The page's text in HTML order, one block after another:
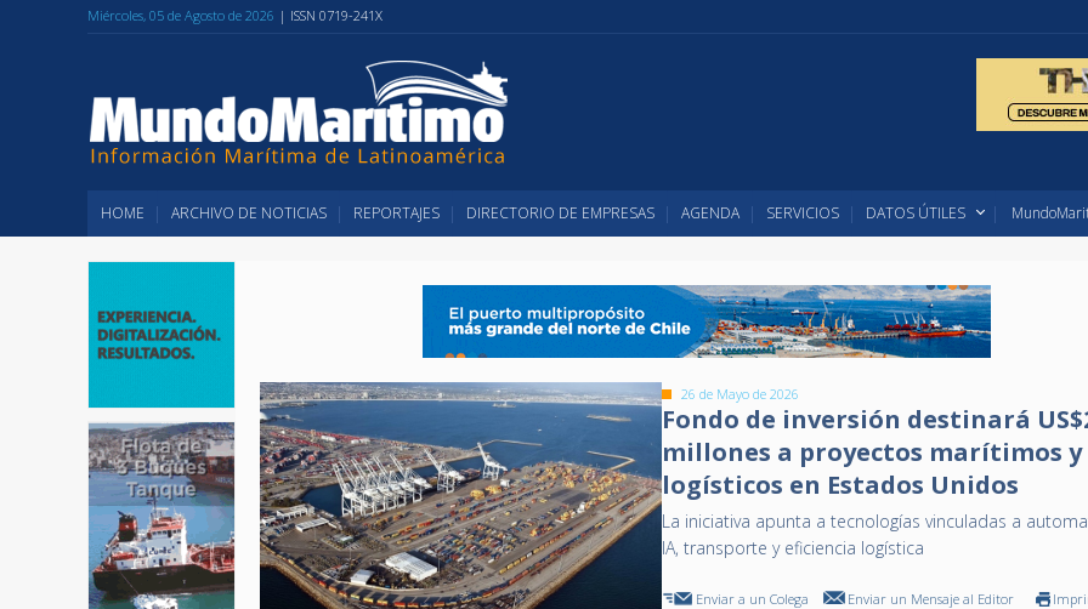
Miércoles, 05 de Agosto de 2026 | ISSN 0719-241X
HOME ARCHIVO DE NOTICIAS REPORTAJES DIRECTORIO DE EMPRESAS AGENDA SERVICIOS DATOS ÚTILES
26 de Mayo de 2026
Fondo de inversión destinará
millones a proyectos marítimos y
logísticos en Estados Unidos
La iniciativa apunta a tecnologías vinculadas a
IA, transporte y eficiencia logística
Enviar a un Colega Enviar un Mensaje al Editor